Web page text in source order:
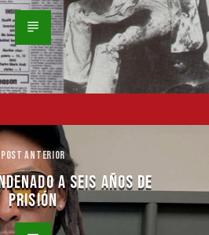
POST ANTERIOR
A SEIS AÑOS DE
PRISIÓN